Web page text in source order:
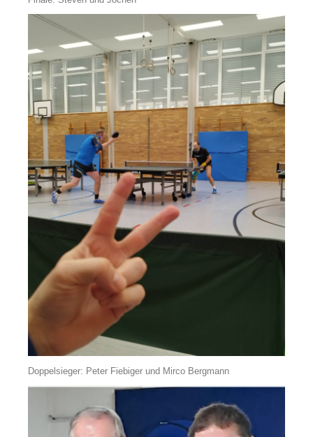
Doppelsieger: Peter Fiebiger und Mirco Bergmann